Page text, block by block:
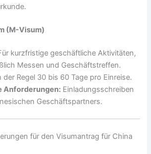
(M-Visum)
kurzfristige geschäftliche Aktivitäten,
Messen und Geschäftstreffen.
der Regel 30 bis 60 Tage pro Einreise.
Anforderungen: Einladungsschreiben
Geschäftspartners.
für den Visumantrag für China